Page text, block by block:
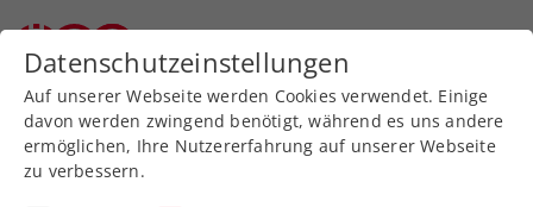
Zurück zur Newsübersicht
Turniere
Datenschutzeinstellungen
Auf unserer Webseite werden Cookies verwendet. Einige
davon werden zwingend benötigt, während es uns andere
ermöglichen, Ihre Nutzererfahrung auf unserer Webseite
zu verbessern.